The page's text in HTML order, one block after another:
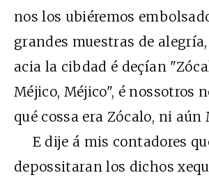
nos los ubiéremos
grandes muestras de
acia la cibdad é deçían
Méjico, Méjico", é nossotros
qué cossa era Zócalo, ni aún
E dije á mis contadores
depossitaran los dichos